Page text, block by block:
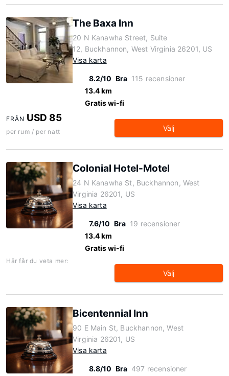
The Baxa Inn
20 N Kanawha Street, Suite
12, Buckhannon, West Virginia 26201, US
Visa karta
8.2/10 Bra 115 recensioner
13.4 km
Gratis wi-fi
FRÅN USD 85
per rum / per natt Välj
Colonial Hotel-Motel
24 N Kanawha St, Buckhannon, West
Virginia 26201, US
Visa karta
7.6/10 Bra 19 recensioner
13.4 km
Gratis wi-fi
Här får du veta mer:
Välj
Bicentennial Inn
90 E Main St, Buckhannon, West
Virginia 26201, US
Visa karta
8.8/10 Bra 497 recensioner